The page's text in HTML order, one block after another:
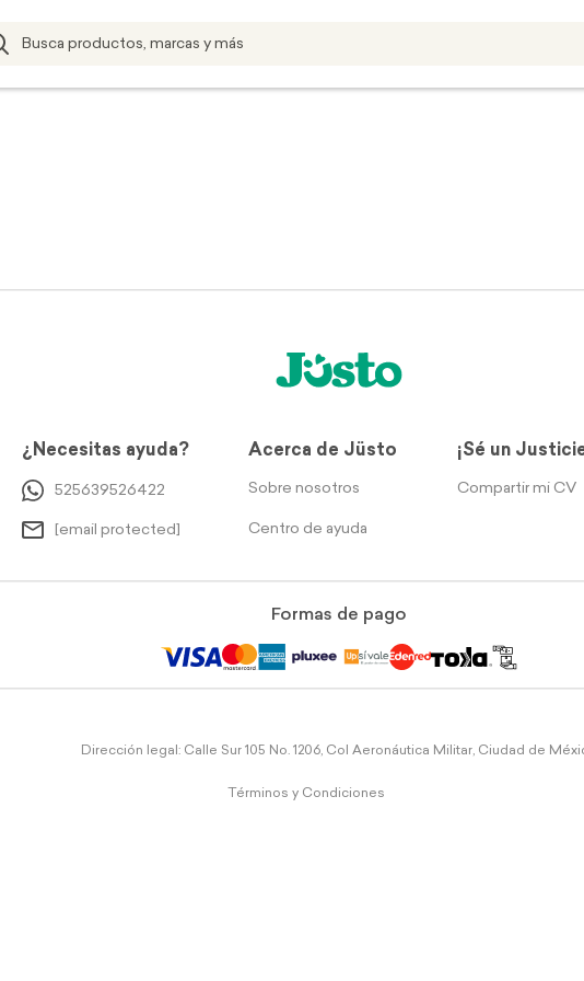
¿Necesitas ayuda?
525639526422
[email protected]
Acerca de Jüsto
Sobre nosotros
Centro de ayuda
¡Sé un
Compartir mi CV
Formas de pago
Dirección legal: Calle Sur 105 No. 1206, Col Aeronáutica Militar, Ciudad de
Términos y Condiciones